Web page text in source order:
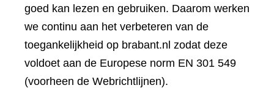
goed kan lezen en gebruiken. Daarom werken
we continu aan het verbeteren van de
toegankelijkheid op brabant.nl zodat deze
voldoet aan de Europese norm EN 301 549
(voorheen de Webrichtlijnen).